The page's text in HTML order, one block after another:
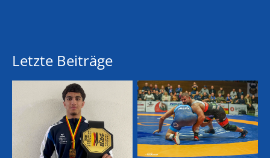
Letzte Beiträge